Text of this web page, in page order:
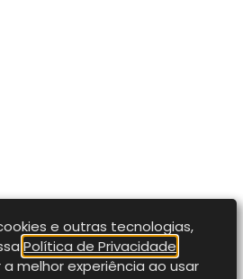
e outras tecnologias,
Política de Privacidade
melhor experiência ao usar